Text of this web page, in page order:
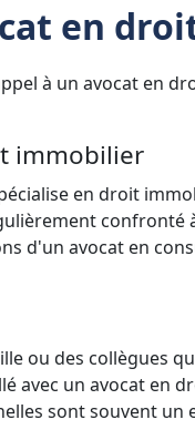
en
à un avocat en
immobilier
en droit
confronté
d'un avocat en
ou des collègues
avec un avocat en
sont souvent